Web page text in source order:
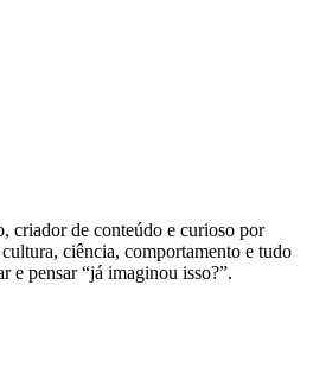
criador de conteúdo e curioso por
ciência, comportamento e tudo
e pensar “já imaginou isso?”.